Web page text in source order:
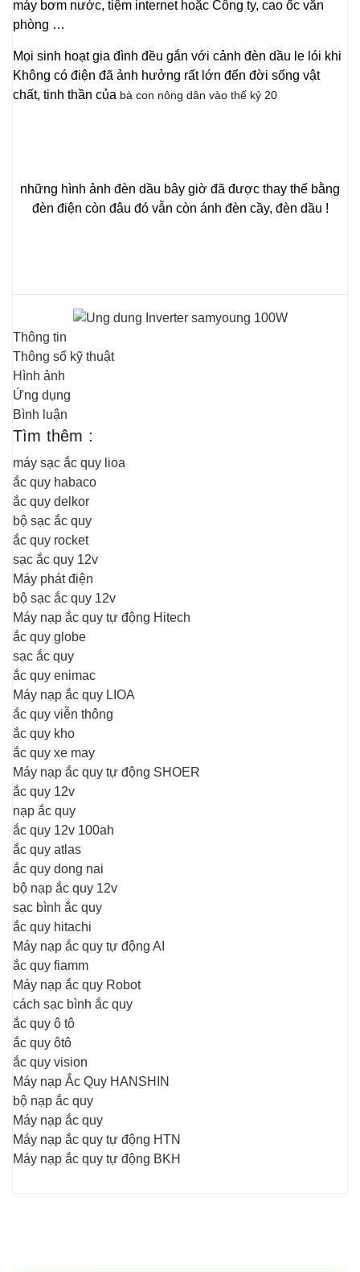
máy bơm nước, tiệm internet hoặc Công ty, cao ốc văn
phòng …
Mọi sinh hoạt gia đình đều gắn với cảnh đèn dầu le lói khi
Không có điện đã ảnh hưởng rất lớn đến đời sống vật
chất, tinh thần của bà con nông dân vào thế kỷ 20
những hình ảnh đèn dầu bây giờ đã được thay thế bằng
đèn điện còn đâu đó vẫn còn ánh đèn cầy, đèn dầu !
Thông tin
Thông số kỹ thuật
Hình ảnh
Ứng dụng
Bình luận
Tìm thêm :
máy sạc ắc quy lioa
ắc quy habaco
ắc quy delkor
bộ sạc ắc quy
ắc quy rocket
sạc ắc quy 12v
Máy phát điện
bộ sạc ắc quy 12v
Máy nạp ắc quy tự động Hitech
ắc quy globe
sạc ắc quy
ắc quy enimac
Máy nạp ắc quy LIOA
ắc quy viễn thông
ắc quy kho
ắc quy xe may
Máy nạp ắc quy tự động SHOER
ắc quy 12v
nạp ắc quy
ắc quy 12v 100ah
ắc quy atlas
ắc quy dong nai
bộ nạp ắc quy 12v
sạc bình ắc quy
ắc quy hitachi
Máy nạp ắc quy tự động AI
ắc quy fiamm
Máy nạp ắc quy Robot
cách sạc bình ắc quy
ắc quy ô tô
ắc quy ôtô
ắc quy vision
Máy nạp Ắc Quy HANSHIN
bộ nạp ắc quy
Máy nạp ắc quy
Máy nạp ắc quy tự động HTN
Máy nạp ắc quy tự động BKH